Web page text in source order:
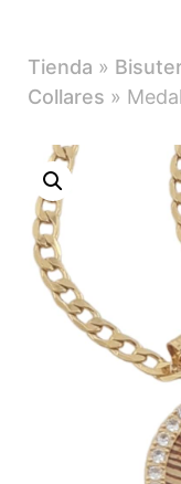
Tienda »
Collares »